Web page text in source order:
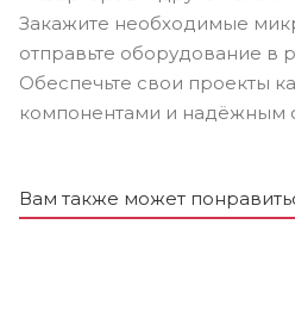
Закажите необходимые
отправьте оборудование в
Обеспечьте свои проекты
компонентами и надёжным
Вам также может